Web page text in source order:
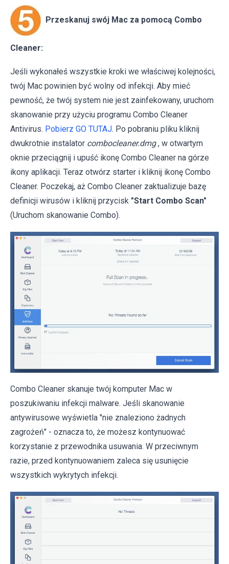
Przeskanuj swój Mac za pomocą Combo
Cleaner:
Jeśli wykonałeś wszystkie kroki we właściwej kolejności,
twój Mac powinien być wolny od infekcji. Aby mieć
pewność, że twój system nie jest zainfekowany, uruchom
skanowanie przy użyciu programu Combo Cleaner
Antivirus. Pobierz GO TUTAJ. Po pobraniu pliku kliknij
dwukrotnie instalator combocleaner.dmg , w otwartym
oknie przeciągnij i upuść ikonę Combo Cleaner na górze
ikony aplikacji. Teraz otwórz starter i kliknij ikonę Combo
Cleaner. Poczekaj, aż Combo Cleaner zaktualizuje bazę
definicji wirusów i kliknij przycisk "Start Combo Scan"
(Uruchom skanowanie Combo).
Combo Cleaner skanuje twój komputer Mac w
poszukiwaniu infekcji malware. Jeśli skanowanie
antywirusowe wyświetla "nie znaleziono żadnych
zagrożeń" - oznacza to, że możesz kontynuować
korzystanie z przewodnika usuwania. W przeciwnym
razie, przed kontynuowaniem zaleca się usunięcie
wszystkich wykrytych infekcji.